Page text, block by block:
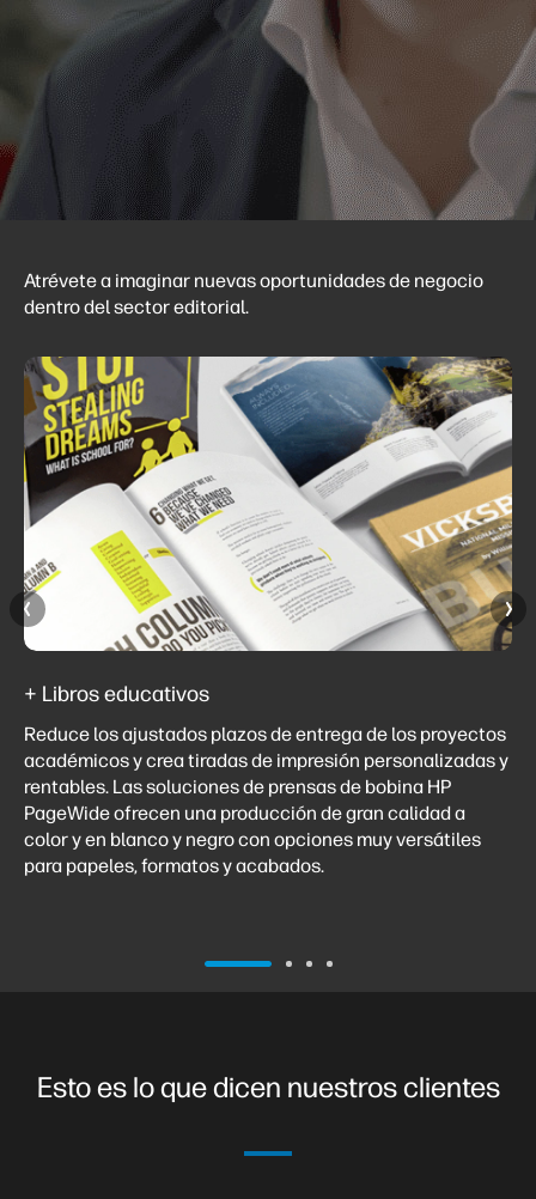
Atrévete a imaginar nuevas oportunidades de negocio
dentro del sector editorial.
+ Libros educativos
Reduce los ajustados plazos de entrega de los proyectos
académicos y crea tiradas de impresión personalizadas y
rentables. Las soluciones de prensas de bobina HP
PageWide ofrecen una producción de gran calidad a
color y en blanco y negro con opciones muy versátiles
para papeles, formatos y acabados.
Esto es lo que dicen nuestros clientes